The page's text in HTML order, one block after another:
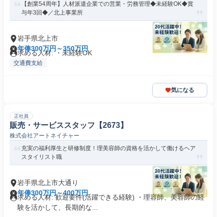
【創業54周年】人材派遣企業での営業・労務管理◆未経験OK◆賞
与年3回◆／北上事業所
岩手県北上市
年俸300万円～350万円
求める人材: ・未経験OK
交通費支給
気になる
正社員
販売・サービススタッフ【2673】
株式会社アートネイチャー
充実の福利厚生と研修制度！理美容師の資格を活かして働けるヘア
スタイリスト職
岩手県北上市大通り
年俸300万円～400万円
求める人材: 歓迎要件(活躍できる経験) ・理容師、美容師の経
験を活かして、長期的な...